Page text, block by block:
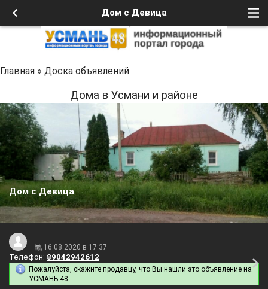
Дом с Девица
Главная » Доска объявлений
Дома в Усмани и районе
Дом с Девица
16.08.2020 в 17:37
Телефон: 89042942612
Пожалуйста, скажите продавцу, что Вы нашли это объявление на
УСМАНЬ 48